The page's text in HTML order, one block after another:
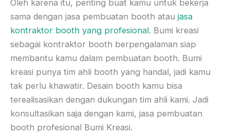
Oleh karena itu, penting buat kamu untuk bekerja
sama dengan jasa pembuatan booth atau jasa
kontraktor booth yang profesional. Bumi kreasi
sebagai kontraktor booth berpengalaman siap
membantu kamu dalam pembuatan booth. Bumi
kreasi punya tim ahli booth yang handal, jadi kamu
tak perlu khawatir. Desain booth kamu bisa
terealisasikan dengan dukungan tim ahli kami. Jadi
konsultasikan saja dengan kami, jasa pembuatan
booth profesional Bumi Kreasi.